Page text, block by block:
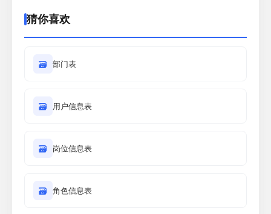
猜你喜欢
🗃 部门表
🗃 用户信息表
🗃 岗位信息表
🗃 角色信息表